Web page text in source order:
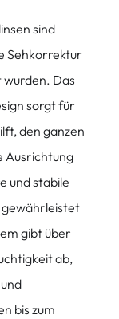
sind
Sehkorrektur
Das
sorgt für
den ganzen
Ausrichtung
und stabile
gewährleistet
gibt über
ab,
bis zum